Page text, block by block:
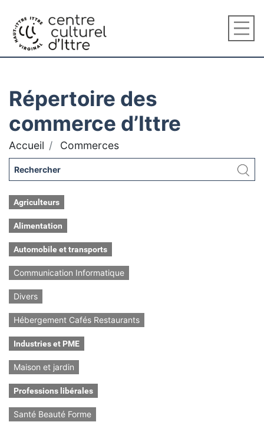
Répertoire des
commerce d’Ittre
Accueil Commerces
Agriculteurs
Alimentation
Automobile et transports
Communication Informatique
Divers
Hébergement Cafés Restaurants
Industries et PME
Maison et jardin
Professions libérales
Santé Beauté Forme